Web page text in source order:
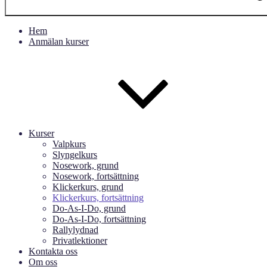
Hem
Anmälan kurser
Kurser
Valpkurs
Slyngelkurs
Nosework, grund
Nosework, fortsättning
Klickerkurs, grund
Klickerkurs, fortsättning
Do-As-I-Do, grund
Do-As-I-Do, fortsättning
Rallylydnad
Privatlektioner
Kontakta oss
Om oss